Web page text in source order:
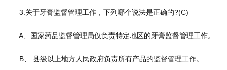
3.关于牙膏监督管理工作，下列哪个说法是正确的?(C)
A、国家药品监督管理局仅负责特定地区的牙膏监督管理工作。
B、 县级以上地方人民政府负责所有产品的监督管理工作。